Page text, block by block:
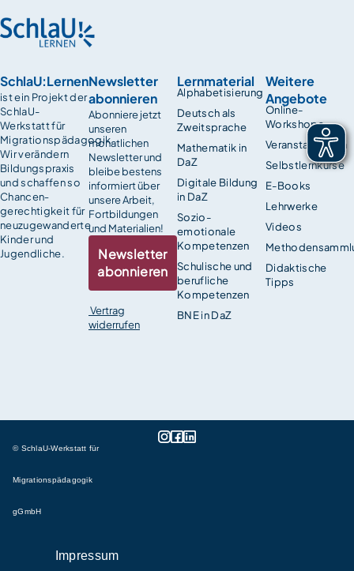
SchlaU:Lernen
ist ein Projekt der
SchlaU-
Werkstatt für
Migrationspädagogik.
Wir verändern
Bildungspraxis
und schaffen so
Chancen­
gerechtigkeit für
neuzugewanderte
Kinder und
Jugendliche.
Lernmaterial
Alphabetisierung
Deutsch als
Zweitsprache
Mathematik in
DaZ
Digitale Bildung
in DaZ
Sozio-
emotionale
Kompetenzen
Schulische und
berufliche
Kompetenzen
BNE in DaZ
Weitere
Angebote
Online-
Workshops
Veranstaltungen
Selbstlernkurse
E-Books
Lehrwerke
Videos
Didaktische
Tipps
Newsletter
abonnieren
Abonniere jetzt
unseren
monatlichen
Newsletter und
bleibe bestens
informiert über
unsere Arbeit,
Fortbildungen
und Materialien!
Newsletter
abonnieren
Vertrag
widerrufen
© SchlaU-Werkstatt für
Migrationspädagogik
gGmbH
Impressum